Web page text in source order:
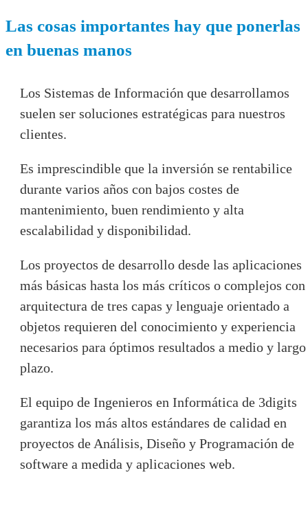
Las cosas importantes hay que ponerlas
en buenas manos
Los Sistemas de Información que desarrollamos
suelen ser soluciones estratégicas para nuestros
clientes.
Es imprescindible que la inversión se rentabilice
durante varios años con bajos costes de
mantenimiento, buen rendimiento y alta
escalabilidad y disponibilidad.
Los proyectos de desarrollo desde las aplicaciones
más básicas hasta los más críticos o complejos con
arquitectura de tres capas y lenguaje orientado a
objetos requieren del conocimiento y experiencia
necesarios para óptimos resultados a medio y largo
plazo.
El equipo de Ingenieros en Informática de 3digits
garantiza los más altos estándares de calidad en
proyectos de Análisis, Diseño y Programación de
software a medida y aplicaciones web.